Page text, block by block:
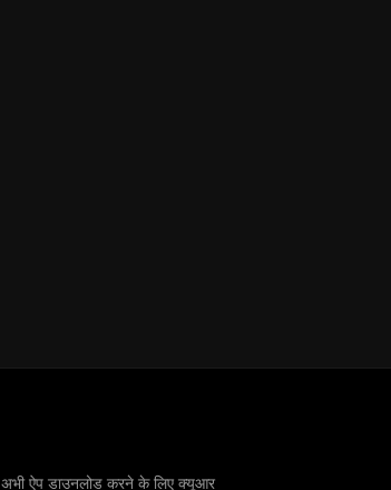
अभी ऐप डाउनलोड करने के लिए क्यूआर